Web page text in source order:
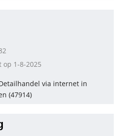
op 1-8-2025
via internet in
(47914)